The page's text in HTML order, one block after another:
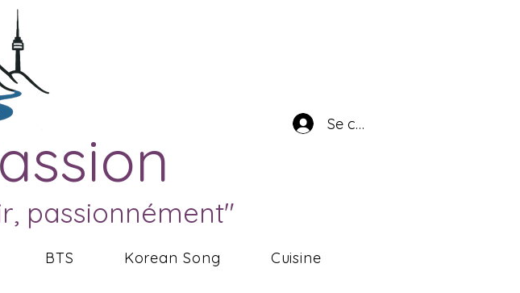
passionnément"
Se connecter
BTS Korean Song Cuisine